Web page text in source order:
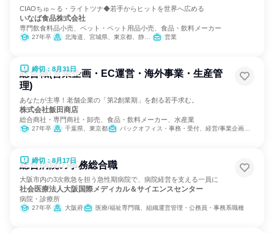
CIAOちゅ～る・ライトツナ◆若手からヒットを世界へ広める
いなば食品株式会社
専門飲食料品小売、ペット・ペット用品小売、食品・飲料メーカー
27年卒 北海道、宮城県、東京都、静岡県、愛知県、大阪府、広島県、福岡県 営業
締切：8月31日
総合職(営業企画・EC運営・海外事業・生産管
理)
あなたが主導！老舗企業の「第2創業期」を創る若手求む。
株式会社飯田商店
総合商社・専門商社・卸売、食品・飲料メーカー、水産業
27年卒 千葉県、東京都 バックオフィス・事務・受付、経営/事業企画、SCM/生産管理/購買/物流、広報/IR、営業、マーケティング・広告・宣伝
締切：8月17日
総合病院の事務総合職
大阪市内の3次救急を担う急性期病院で、病院経営を支える一員に
社会医療法人大阪国際メディカル＆サイエンスセンター
病院・診療所
27年卒 大阪府 医療/福祉専門職、組織運営管理・公務員・事務系職種